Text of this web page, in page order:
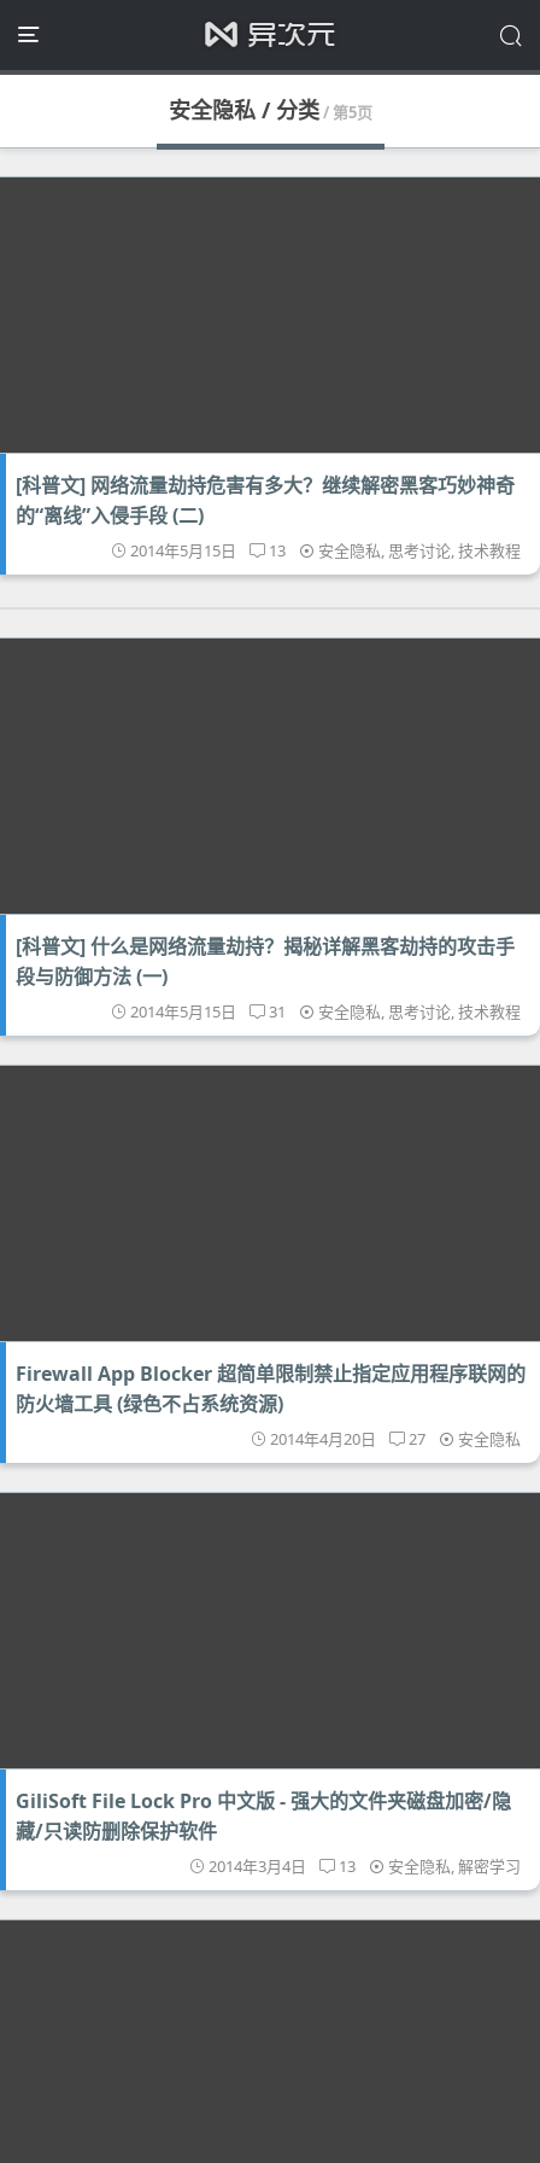
安全隐私 / 分类/ 第5页
[科普文] 网络流量劫持危害有多大？继续解密黑客巧妙神奇
的“离线”入侵手段 (二)
2014年5月15日 13 安全隐私, 思考讨论,技术教程
[科普文] 什么是网络流量劫持？揭秘详解黑客劫持的攻击手
段与防御方法 (一)
2014年5月15日 31 安全隐私, 思考讨论,技术教程
Firewall App Blocker 超简单限制禁止指定应用程序联网的
防火墙工具 (绿色不占系统资源)
2014年4月20日 27 安全隐私
GiliSoft File Lock Pro 中文版 - 强大的文件夹磁盘加密/隐
藏/只读防删除保护软件
2014年3月4日 13 安全隐私,解密学习